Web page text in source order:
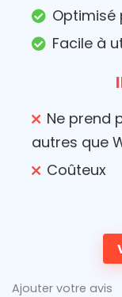
Optimisé
Facile à
Ne prend
autres que
Coûteux
Ajouter votre avis